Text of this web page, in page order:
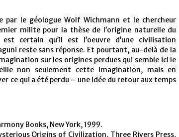
par le géologue Wolf Wichmann et le chercheur
milite pour la thèse de l’origine naturelle du
certain qu’il est l’oeuvre d’une civilisation
reste sans réponse. Et pourtant, au-delà de la
sur les origines perdues qui semble ici le
non seulement cette imagination, mais en
ce qui a été perdu – une idée du retour aux temps
Books, New York, 1999.
Origins of Civilization, Three Rivers Press,